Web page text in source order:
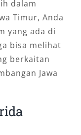
dalam
Timur, Anda
yang ada di
bisa melihat
berkaitan
Jawa